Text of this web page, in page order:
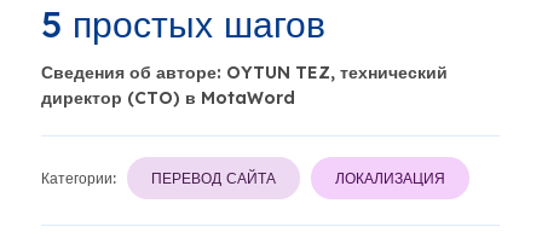
5 простых шагов
Сведения об авторе: OYTUN TEZ, технический
директор (CTO) в MotaWord
Категории: ПЕРЕВОД САЙТА ЛОКАЛИЗАЦИЯ